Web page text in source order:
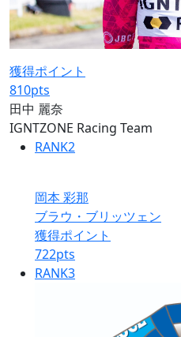
獲得ポイント
810pts
田中 麗奈
IGNTZONE Racing Team
RANK2
岡本 彩那
ブラウ・ブリッツェン
獲得ポイント
722pts
RANK3